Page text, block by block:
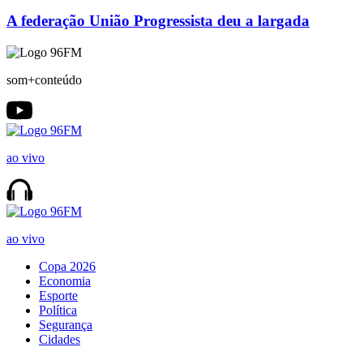
A federação União Progressista deu a largada
som+conteúdo
ao vivo
ao vivo
Copa 2026
Economia
Esporte
Política
Segurança
Cidades